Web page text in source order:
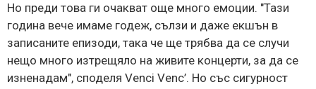
Но преди това ги очакват още много емоции. "Тази
година вече имаме годеж, сълзи и даже екшън в
записаните епизоди, така че ще трябва да се случи
нещо много изтрещяло на живите концерти, за да се
изненадам", споделя Venci Venc’. Но със сигурност